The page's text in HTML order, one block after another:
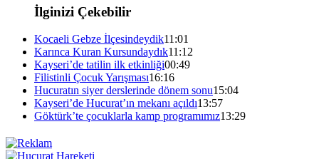
İlginizi Çekebilir
Kocaeli Gebze İlçesindeydik11:01
Karınca Kuran Kursundaydık11:12
Kayseri’de tatilin ilk etkinliği00:49
Filistinli Çocuk Yarışması16:16
Hucuratın siyer derslerinde dönem sonu15:04
Kayseri’de Hucurat’ın mekanı açıldı13:57
Göktürk’te çocuklarla kamp programımız13:29